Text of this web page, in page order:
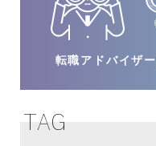
転職アドバイザ
TAG